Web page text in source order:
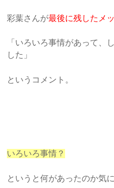
彩葉さんが最後に残したメ
「いろいろ事情があって、
した」
というコメント。
いろいろ事情？
というと何があったのか気